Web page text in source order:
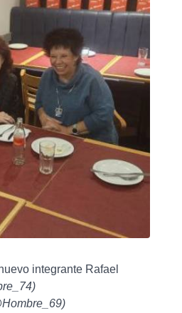
integrante Rafael
)
)